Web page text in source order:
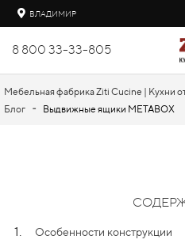
ВЛАДИМИР
8 800 33-33-805
Мебельная фабрика Ziti Cucine | Кухни
Блог - Выдвижные ящики METABOX
1.
Особенности конструкции